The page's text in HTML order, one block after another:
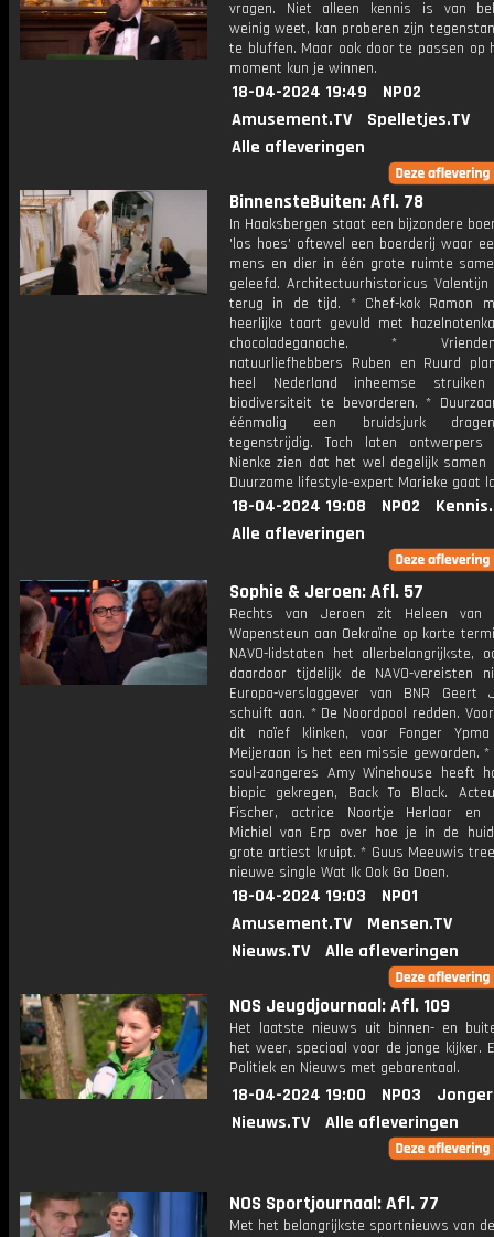
vragen. Niet alleen kennis is van
weinig weet, kan proberen zijn
te bluffen. Maar ook door te passen op
moment kun je winnen.
18-04-2024 19:49
NPO2
Amusement.TV
Spelletjes.TV
Alle afleveringen
BinnensteBuiten: Afl. 78
In Haaksbergen staat een bijzondere
'los hoes' oftewel een boerderij waar
mens en dier in één grote ruimte
geleefd. Architectuurhistoricus
terug in de tijd. * Chef-kok Ramon
heerlijke taart gevuld met
chocoladeganache. *
natuurliefhebbers Ruben en Ruurd
heel Nederland inheemse
biodiversiteit te bevorderen. *
éénmalig een bruidsjurk
tegenstrijdig. Toch laten
Nienke zien dat het wel degelijk samen
Duurzame lifestyle-expert Marieke gaat
18-04-2024 19:08 NPO2
Alle afleveringen
Sophie & Jeroen: Afl. 57
Rechts van Jeroen zit Heleen van
Wapensteun aan Oekraïne op korte
NAVO-lidstaten het allerbelangrijkste,
daardoor tijdelijk de NAVO-vereisten
Europa-verslaggever van BNR Geert
schuift aan. * De Noordpool redden.
dit naïef klinken, voor Fonger
Meijeraan is het een missie geworden.
soul-zangeres Amy Winehouse heeft
biopic gekregen, Back To Black.
Fischer, actrice Noortje Herlaar en
Michiel van Erp over hoe je in de
grote artiest kruipt. * Guus Meeuwis
nieuwe single Wat Ik Ook Ga Doen.
18-04-2024 19:03
NPO1
Amusement.TV
Mensen.TV
Nieuws.TV
Alle afleveringen
NOS Jeugdjournaal: Afl. 109
Het laatste nieuws uit binnen- en
het weer, speciaal voor de jonge kijker.
Politiek en Nieuws met gebarentaal.
18-04-2024 19:00 NPO3
Nieuws.TV
Alle afleveringen
NOS Sportjournaal: Afl. 77
Met het belangrijkste sportnieuws van